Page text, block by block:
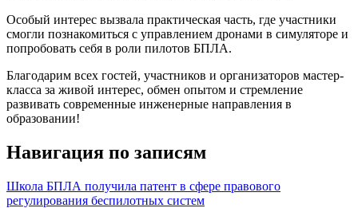
Особый интерес вызвала практическая часть, где участники
смогли познакомиться с управлением дронами в симуляторе и
попробовать себя в роли пилотов БПЛА.
Благодарим всех гостей, участников и организаторов мастер-
класса за живой интерес, обмен опытом и стремление
развивать современные инженерные направления в
образовании!
Навигация по записям
Школа БПЛА получила патент в сфере правового
регулирования беспилотных систем